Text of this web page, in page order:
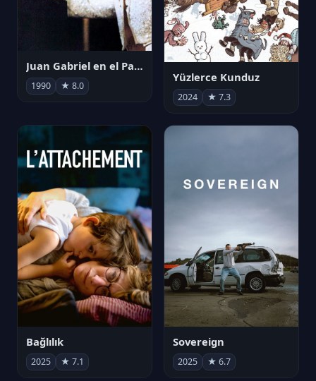
Juan Gabriel en el Palacio de Bellas Artes
1990 ★ 8.0
Yüzlerce Kunduz
2024 ★ 7.3
Bağlılık
2025 ★ 7.1
Sovereign
2025 ★ 6.7